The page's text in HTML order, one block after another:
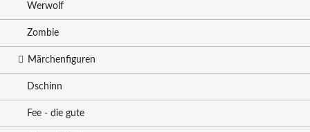
Werwolf
Zombie
Märchenfiguren
Dschinn
Fee - die gute